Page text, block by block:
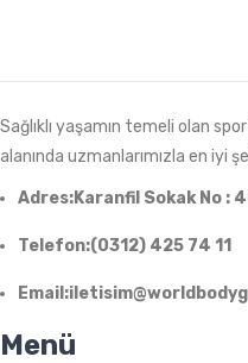
Sağlıklı yaşamın temeli olan
alanında uzmanlarımızla en iyi
Adres:Karanfil Sokak No :
Telefon:(0312) 425 74 11
Menü